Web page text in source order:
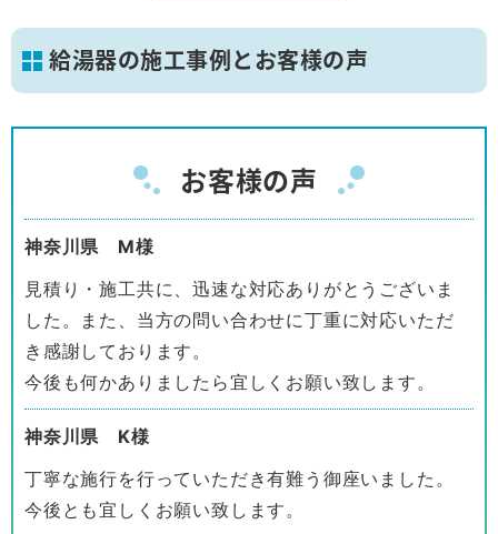
給湯器の施工事例とお客様の声
お客様の声
神奈川県 M様
見積り・施工共に、迅速な対応ありがとうございま
した。また、当方の問い合わせに丁重に対応いただ
き感謝しております。
今後も何かありましたら宜しくお願い致します。
神奈川県 K様
丁寧な施行を行っていただき有難う御座いました。
今後とも宜しくお願い致します。